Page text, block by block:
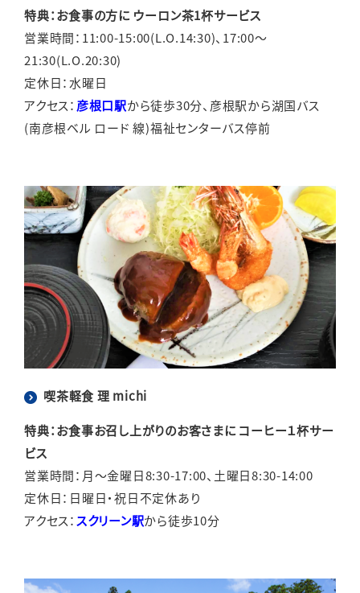
特典：お食事の方に ウーロン茶1杯サービス
営業時間：11:00-15:00(L.O.14:30)、17:00～
21:30(L.O.20:30)
定休日：水曜日
アクセス： 彦根口駅から徒歩30分、彦根駅から湖国バス
(南彦根ベル ロード 線)福祉センターバス停前
喫茶軽食 理 michi
特典：お食事お召し上がりのお客さまに コーヒー１杯サー
ビス
営業時間：月～金曜日8:30-17:00、土曜日8:30-14:00
定休日：日曜日・祝日不定休あり
アクセス： スクリーン駅から徒歩10分